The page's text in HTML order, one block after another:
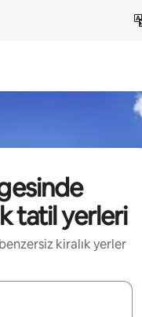
tatil yerleri
kiralık yerler
yukarı ve aşağı